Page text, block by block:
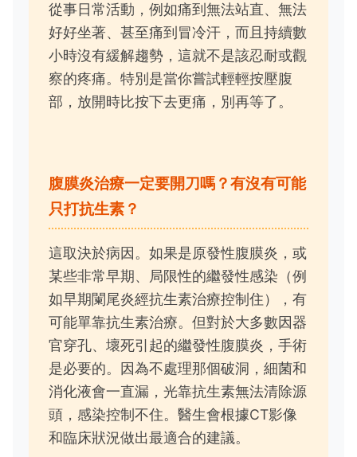
從事日常活動，例如痛到無法站直、無法
好好坐著、甚至痛到冒冷汗，而且持續數
小時沒有緩解趨勢，這就不是該忍耐或觀
察的疼痛。特別是當你嘗試輕輕按壓腹
部，放開時比按下去更痛，別再等了。
腹膜炎治療一定要開刀嗎？有沒有可能
只打抗生素？
這取決於病因。如果是原發性腹膜炎，或
某些非常早期、局限性的繼發性感染（例
如早期闌尾炎經抗生素治療控制住），有
可能單靠抗生素治療。但對於大多數因器
官穿孔、壞死引起的繼發性腹膜炎，手術
是必要的。因為不處理那個破洞，細菌和
消化液會一直漏，光靠抗生素無法清除源
頭，感染控制不住。醫生會根據CT影像
和臨床狀況做出最適合的建議。